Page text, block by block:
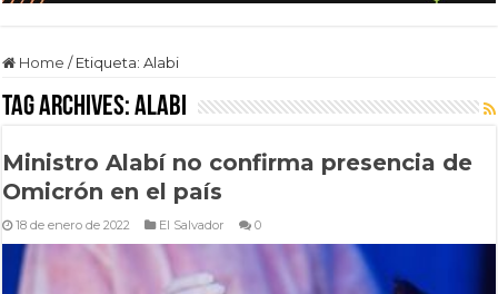
Home / Etiqueta:Alabi
Tag Archives:Alabi
Ministro Alabí no confirma presencia de
Omicrón en el país
18 de enero de 2022 El Salvador 0